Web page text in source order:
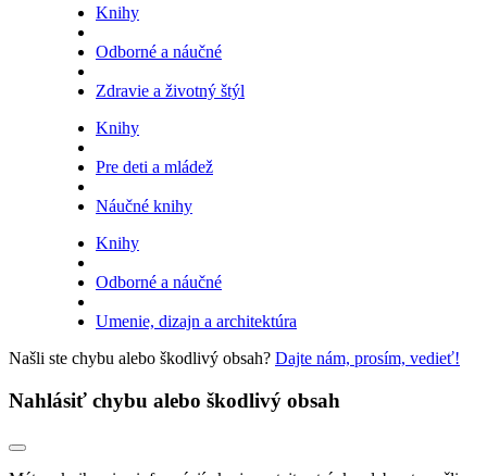
Knihy
Odborné a náučné
Zdravie a životný štýl
Knihy
Pre deti a mládež
Náučné knihy
Knihy
Odborné a náučné
Umenie, dizajn a architektúra
Našli ste chybu alebo škodlivý obsah? Dajte nám, prosím, vedieť!
Nahlásiť chybu alebo škodlivý obsah